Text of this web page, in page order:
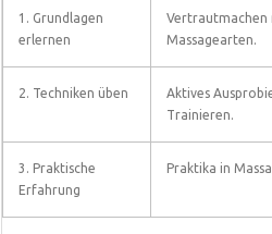
1. Grundlagen
erlernen
Vertrautmachen
Massagearten.
2. Techniken üben
Aktives
Trainieren.
3. Praktische
Erfahrung
Praktika in